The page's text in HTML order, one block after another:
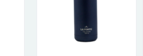
gốm sứ để tem decal dính tạm lên
thợ sẽ căn chỉnh bằng mắt thường
phù hợp, sau đó dùng miếng nhựa